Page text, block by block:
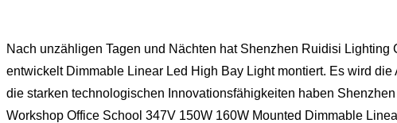
Nach unzähligen Tagen und Nächten hat Shenzhen Ruidisi
entwickelt Dimmable Linear Led High Bay Light montiert. Es wird
die starken technologischen Innovationsfähigkeiten haben
Workshop Office School 347V 150W 160W Mounted Dimmable